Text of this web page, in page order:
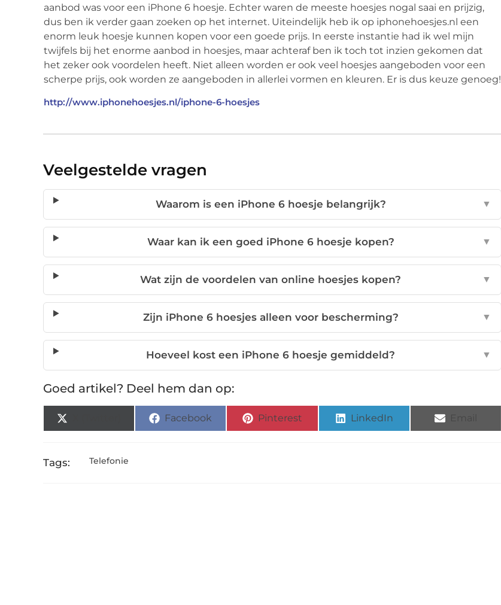
aanbod was voor een iPhone 6 hoesje. Echter waren de meeste hoesjes nogal saai en prijzig,
dus ben ik verder gaan zoeken op het internet. Uiteindelijk heb ik op iphonehoesjes.nl een
enorm leuk hoesje kunnen kopen voor een goede prijs. In eerste instantie had ik wel mijn
twijfels bij het enorme aanbod in hoesjes, maar achteraf ben ik toch tot inzien gekomen dat
het zeker ook voordelen heeft. Niet alleen worden er ook veel hoesjes aangeboden voor een
scherpe prijs, ook worden ze aangeboden in allerlei vormen en kleuren. Er is dus keuze genoeg!
http://www.iphonehoesjes.nl/iphone-6-hoesjes
Veelgestelde vragen
Waarom is een iPhone 6 hoesje belangrijk? ▼
Waar kan ik een goed iPhone 6 hoesje kopen? ▼
Wat zijn de voordelen van online hoesjes kopen? ▼
Zijn iPhone 6 hoesjes alleen voor bescherming? ▼
Hoeveel kost een iPhone 6 hoesje gemiddeld? ▼
Goed artikel? Deel hem dan op:
Facebook Pinterest LinkedIn
Tags: Telefonie